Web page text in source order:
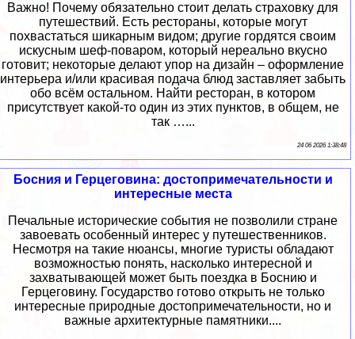
Важно! Почему обязательно стоит делать страховку для
путешествий. Есть рестораны, которые могут
похвастаться шикарным видом; другие гордятся своим
искусным шеф-поваром, который нереально вкусно
готовит; некоторые делают упор на дизайн – оформление
интерьера и/или красивая подача блюд заставляет забыть
обо всём остальном. Найти ресторан, в котором
присутствует какой-то один из этих пунктов, в общем, не
так …...
24 06 2026 1:38:48
Босния и Герцеговина: достопримечательности и
интересные места
Печальные исторические события не позволили стране
завоевать особенный интерес у путешественников.
Несмотря на такие нюансы, многие туристы обладают
возможностью понять, насколько интересной и
захватывающей может быть поездка в Боснию и
Герцеговину. Государство готово открыть не только
интересные природные достопримечательности, но и
важные архитектурные памятники....